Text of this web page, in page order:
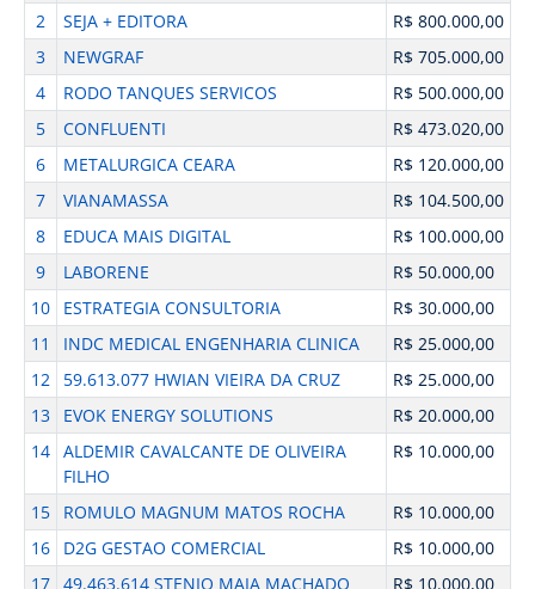
2
SEJA + EDITORA
R$ 800.000,00
3
NEWGRAF
R$ 705.000,00
4
RODO TANQUES SERVICOS
R$ 500.000,00
5
CONFLUENTI
R$ 473.020,00
6
METALURGICA CEARA
R$ 120.000,00
7
VIANAMASSA
R$ 104.500,00
8
EDUCA MAIS DIGITAL
R$ 100.000,00
9
LABORENE
R$ 50.000,00
10
ESTRATEGIA CONSULTORIA
R$ 30.000,00
11
INDC MEDICAL ENGENHARIA CLINICA
R$ 25.000,00
12
59.613.077 HWIAN VIEIRA DA CRUZ
R$ 25.000,00
13
EVOK ENERGY SOLUTIONS
R$ 20.000,00
14 ALDEMIR CAVALCANTE DE OLIVEIRA
FILHO
R$ 10.000,00
15 ROMULO MAGNUM MATOS ROCHA
R$ 10.000,00
16
D2G GESTAO COMERCIAL
R$ 10.000,00
17 49.463.614 STENIO MAIA MACHADO
R$ 10.000,00